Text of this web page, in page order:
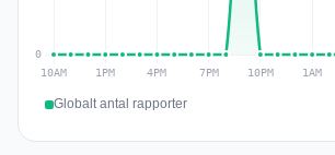
Globalt antal rapporter